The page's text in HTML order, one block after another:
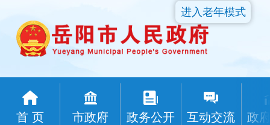
首 页 市政府 政务公开 互动交流 政
进入老年模式